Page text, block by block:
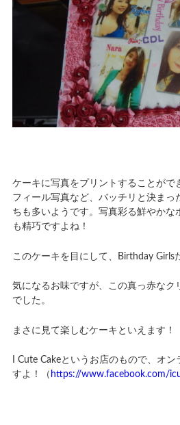
ケーキに写真をプリントすることがで
フィール写真など、バッチリと決まっ
ちも多いようです。写真彩る鮮やかな
も精巧ですよね！
このケーキを目にして、Birthday Girls
気になるお味ですが、この真っ赤なク
でした。
まさに見て楽しむケーキといえます！
I Cute Cakeというお店のもので、オ
すよ！（ https://www.facebook.com/